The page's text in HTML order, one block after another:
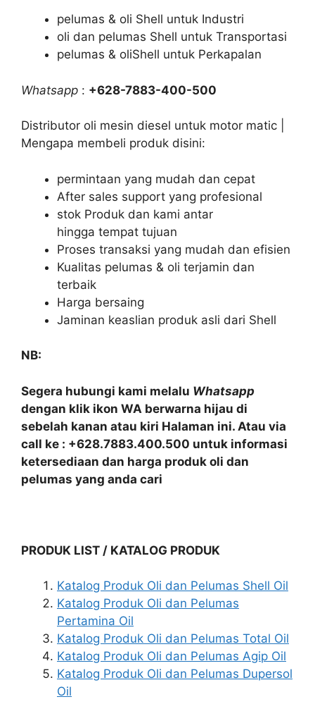
pelumas & oli Shell untuk Industri
oli dan pelumas Shell untuk Transportasi
pelumas & oliShell untuk Perkapalan
Whatsapp : +628-7883-400-500
Distributor oli mesin diesel untuk motor matic |
Mengapa membeli produk disini:
permintaan yang mudah dan cepat
After sales support yang profesional
stok Produk dan kami antar
hingga tempat tujuan
Proses transaksi yang mudah dan efisien
Kualitas pelumas & oli terjamin dan
terbaik
Harga bersaing
Jaminan keaslian produk asli dari Shell
NB:
Segera hubungi kami melalu Whatsapp
dengan klik ikon WA berwarna hijau di
sebelah kanan atau kiri Halaman ini. Atau via
call ke : +628.7883.400.500 untuk informasi
ketersediaan dan harga produk oli dan
pelumas yang anda cari
PRODUK LIST / KATALOG PRODUK
Katalog Produk Oli dan Pelumas Shell Oil
Katalog Produk Oli dan Pelumas
Pertamina Oil
Katalog Produk Oli dan Pelumas Total Oil
Katalog Produk Oli dan Pelumas Agip Oil
Katalog Produk Oli dan Pelumas Dupersol
Oil